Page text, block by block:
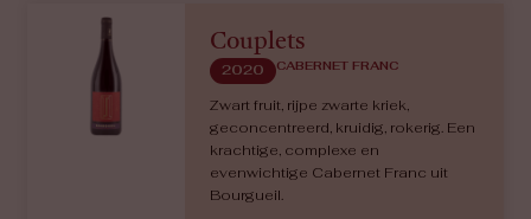
Couplets
2020 CABERNET FRANC
Zwart fruit, rijpe zwarte kriek,
geconcentreerd, kruidig, rokerig. Een
krachtige, complexe en
evenwichtige Cabernet Franc uit
Bourgueil.